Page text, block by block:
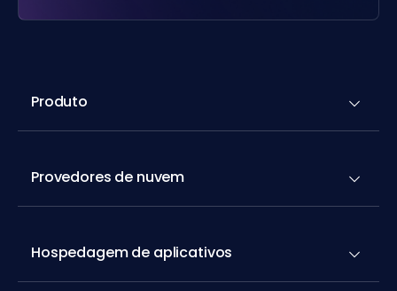
Produto
Provedores de nuvem
Hospedagem de aplicativos